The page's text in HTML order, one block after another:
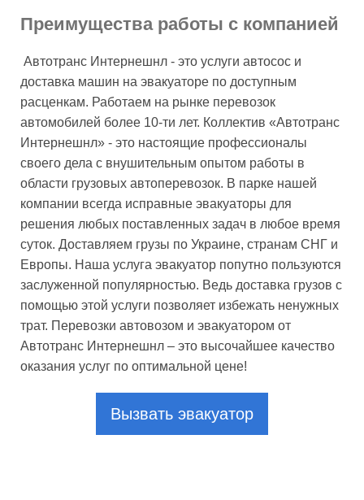
Преимущества работы с компанией
Автотранс Интернешнл - это услуги автосос и
доставка машин на эвакуаторе по доступным
расценкам. Работаем на рынке перевозок
автомобилей более 10-ти лет. Коллектив «Автотранс
Интернешнл» - это настоящие профессионалы
своего дела с внушительным опытом работы в
области грузовых автоперевозок. В парке нашей
компании всегда исправные эвакуаторы для
решения любых поставленных задач в любое время
суток. Доставляем грузы по Украине, странам СНГ и
Европы. Наша услуга эвакуатор попутно пользуются
заслуженной популярностью. Ведь доставка грузов с
помощью этой услуги позволяет избежать ненужных
трат. Перевозки автовозом и эвакуатором от
Автотранс Интернешнл – это высочайшее качество
оказания услуг по оптимальной цене!
Вызвать эвакуатор